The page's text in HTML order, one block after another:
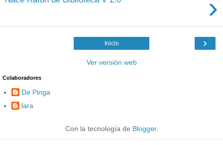
›
›
Inicio
Ver versión web
Colaboradores
De Pinga
lara
Con la tecnología de Blogger.